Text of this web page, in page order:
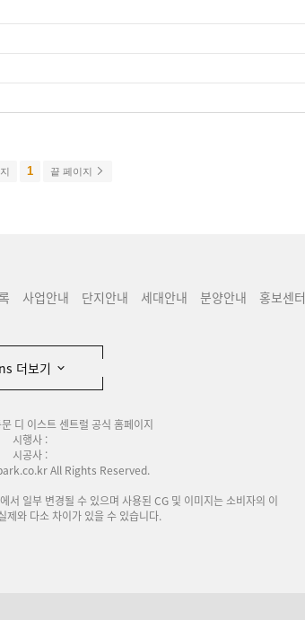
1 끝 페이지
사업안내 단지안내 세대안내 분양안내 홍보센터
더보기
디 이스트 센트럴 공식 홈페이지
시행사 :
시공사 :
All Rights Reserved.
일부 변경될 수 있으며 사용된 CG 및 이미지는 소비자의 이
제와 다소 차이가 있을 수 있습니다.